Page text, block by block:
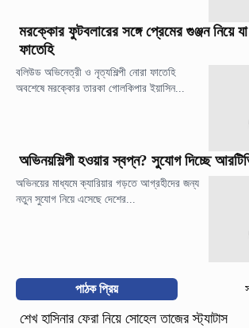
মরক্কোর ফুটবলারের সঙ্গে প্রেমের গুঞ্জন নিয়ে
ফাতেহি
বলিউড অভিনেত্রী ও নৃত্যশিল্পী নোরা ফাতেহি
অবশেষে মরক্কোর তারকা গোলকিপার ইয়াসিন...
অভিনয়শিল্পী হওয়ার স্বপ্ন? সুযোগ দিচ্ছে
অভিনয়ের মাধ্যমে ক্যারিয়ার গড়তে আগ্রহীদের জন্য
নতুন সুযোগ নিয়ে এসেছে দেশের...
পাঠক প্রিয়
শেখ হাসিনার ফেরা নিয়ে সোহেল তাজের স্ট্যাটাস